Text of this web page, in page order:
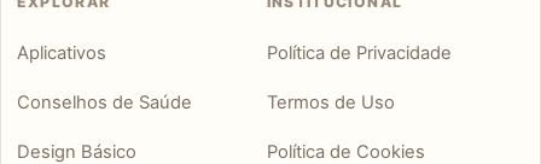
Aplicativos
Conselhos de Saúde
Design Básico
Política de Privacidade
Termos de Uso
Política de Cookies